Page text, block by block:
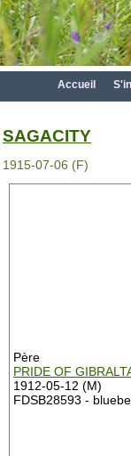
Accueil
SAGACITY
1915-07-06 (F)
Père
PRIDE OF
1912-05-12 (M)
FDSB28593 -